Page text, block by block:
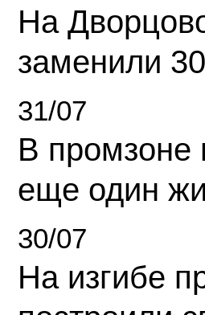
На
заменили
31/07
В промзоне
еще один
30/07
На изгибе